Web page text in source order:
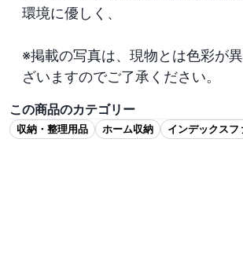
環境に優しく、
※掲載の写真は、現物とは色彩が
ざいますのでご了承ください。
この商品のカテゴリー
収納・整理用品 ホーム収納 インデックスフ